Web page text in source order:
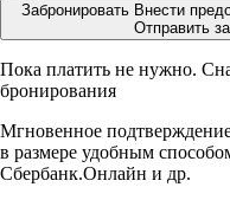
Забронировать Внести
Отправить
Пока платить не нужно.
бронирования
Мгновенное
в размере удобным
Сбербанк.Онлайн и др.